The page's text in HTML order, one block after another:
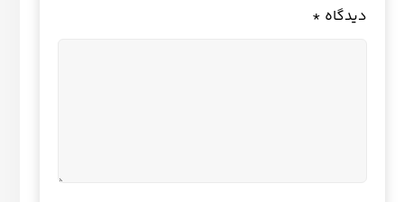
دیدگاه *